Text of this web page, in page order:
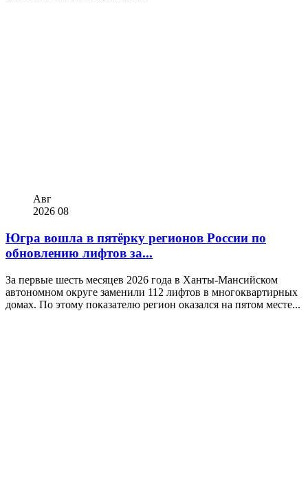
Авг
2026 08
Югра вошла в пятёрку регионов России по
обновлению лифтов за...
За первые шесть месяцев 2026 года в Ханты-Мансийском
автономном округе заменили 112 лифтов в многоквартирных
домах. По этому показателю регион оказался на пятом месте...